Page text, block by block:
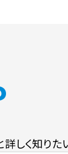
詳しく知りた